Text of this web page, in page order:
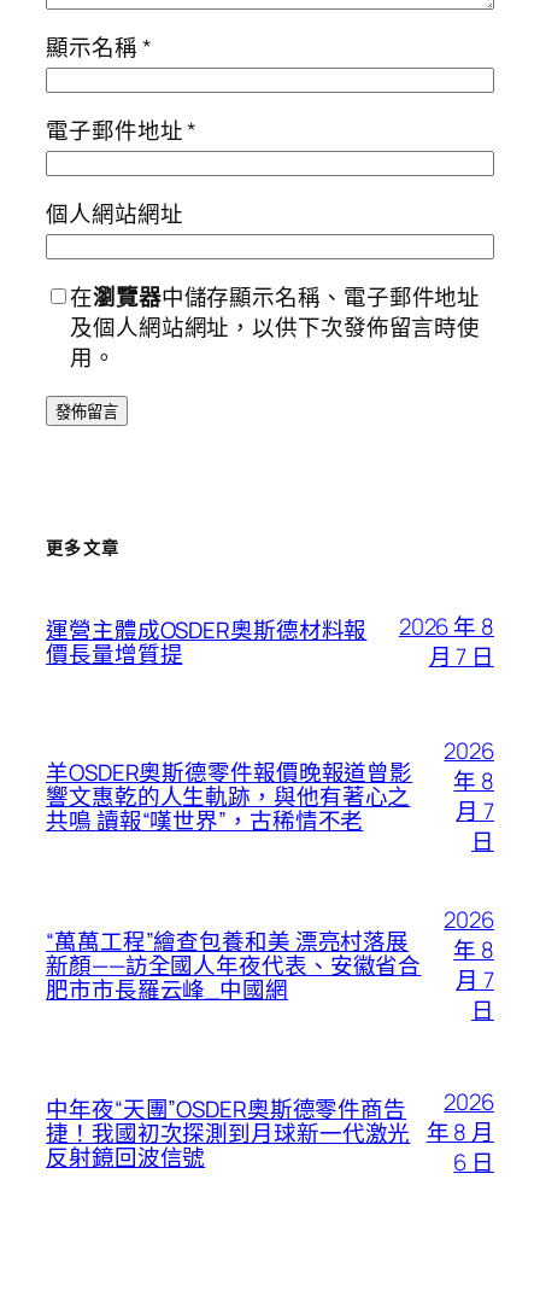
顯示名稱*
電子郵件地址*
個人網站網址
在瀏覽器中儲存顯示名稱、電子郵件地址
及個人網站網址，以供下次發佈留言時使
用。
更多文章
運營主體成OSDER奧斯德材料報
價長量增質提
2026 年 8
月 7 日
羊OSDER奧斯德零件報價晚報道曾影
響文惠乾的人生軌跡，與他有著心之
共鳴 讀報“嘆世界”，古稀情不老
2026
年 8
月 7
日
“萬萬工程”繪查包養和美 漂亮村落展
新顏——訪全國人年夜代表、安徽省合
肥市市長羅云峰_中國網
2026
年 8
月 7
日
中年夜“天團”OSDER奧斯德零件商告
捷！我國初次探測到月球新一代激光
反射鏡回波信號
2026
年 8 月
6 日